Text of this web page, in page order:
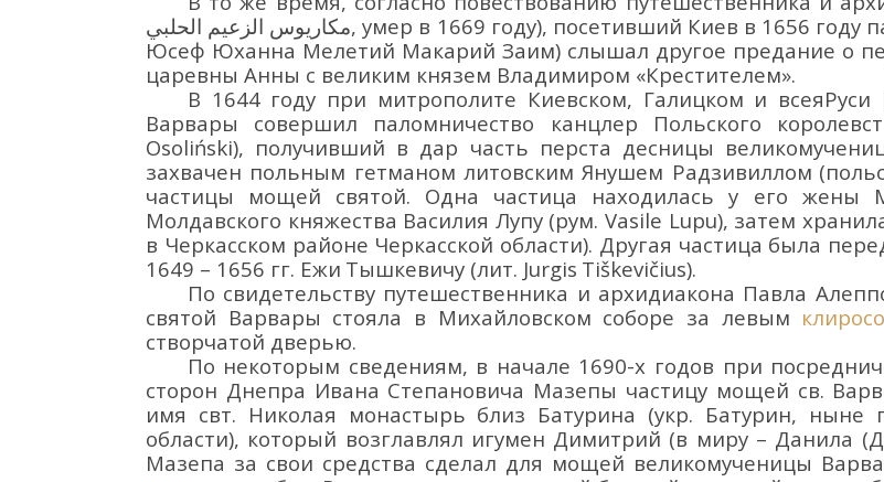
مكاريوس الزعيم الحلبي, умер в 1669 году‎), посетивший Киев в 1656 году
Юсеф Юханна Мелетий Макарий Заим) слышал другое предание о
царевны Анны с великим князем Владимиром «Крестителем».
В 1644 году при митрополите Киевском, Галицком и всеяРуси
Варвары совершил паломничество канцлер Польского
Osoliński), получивший в дар часть перста десницы в
захвачен польным гетманом литовскимЯнушем Радзивиллом
частицы мощей святой. Одна частица находилась у его жены
Молдавского княжества Василия Лупу(рум.Vasile Lupu), затем
в Черкасском районе Черкасской области). Другая частица была
1649 – 1656 гг. Ежи Тышкевичу (лит. Jurgis Tiškevičius).
По свидетельству путешественника и архидиакона Павла
святой Варвары стояла в Михайловском соборе за левым
створчатой дверью.
По некоторым сведениям, в начале 1690-х годов при по
сторон Днепра Ивана Степановича Мазепы частицу мощей св.
имя свт. Николая монастырь близ Батурина (укр. Батурин, ныне
области), который возглавлял игумен Димитрий (в миру – Данила
Мазепа за свои средства сделал для мощей великомученицы